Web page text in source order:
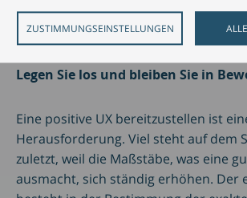
ZUSTIMMUNGSEINSTELLUNGEN
Kamera für das Scannen von QR-
Einzahlung von Schecks.
Legen Sie los und bleiben Sie in
Eine positive UX bereitzustellen ist
Herausforderung. Viel steht auf dem
zuletzt, weil die Maßstäbe, was eine
ausmacht, sich ständig erhöhen. Der